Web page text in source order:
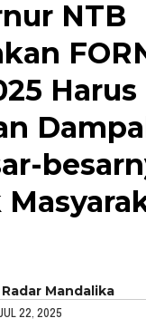
NTB
Harus
Radar Mandalika
22, 2025